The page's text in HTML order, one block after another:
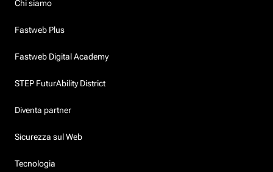
Chi siamo
Fastweb Plus
Fastweb Digital Academy
STEP FuturAbility District
Diventa partner
Sicurezza sul Web
Tecnologia